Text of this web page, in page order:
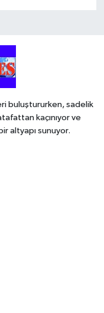
buluştururken, sadelik
kaçınıyor ve
altyapı sunuyor.